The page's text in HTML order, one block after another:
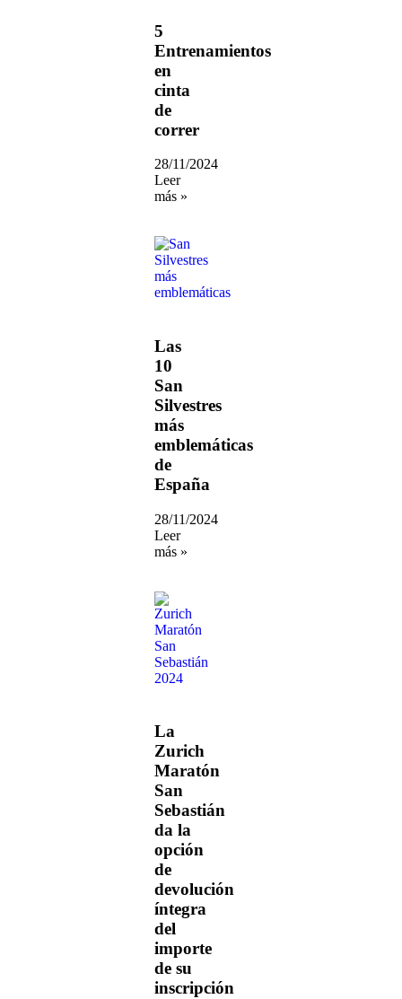
5
Entrenamientos
en
cinta
de
correr
28/11/2024
Leer
más »
Las
10
San
Silvestres
más
emblemáticas
de
España
28/11/2024
Leer
más »
La
Zurich
Maratón
San
Sebastián
da la
opción
de
devolución
íntegra
del
importe
de su
inscripción